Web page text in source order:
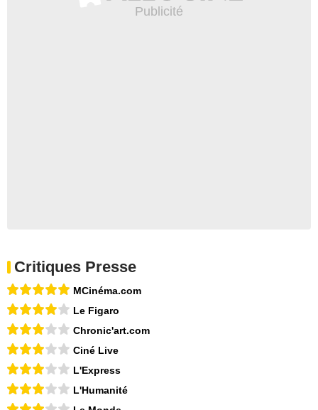
Critiques Presse
MCinéma.com
Le Figaro
Chronic'art.com
Ciné Live
L'Express
L'Humanité